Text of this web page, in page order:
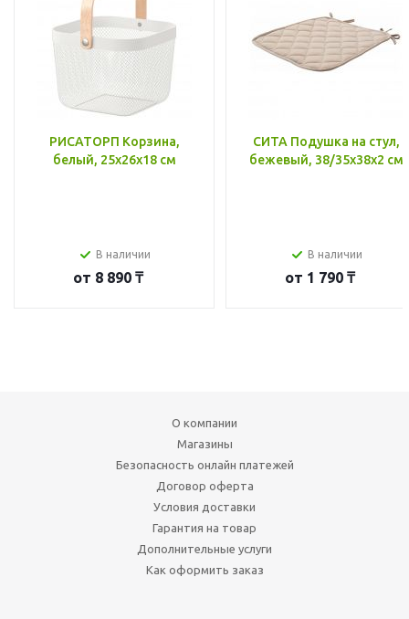
РИСАТОРП Корзина,
белый, 25x26x18 см
В наличии
от 8 890 ₸
СИТА Подушка на стул,
бежевый, 38/35x38x2 см
В наличии
от 1 790 ₸
О компании
Магазины
Безопасность онлайн платежей
Договор оферта
Условия доставки
Гарантия на товар
Дополнительные услуги
Как оформить заказ